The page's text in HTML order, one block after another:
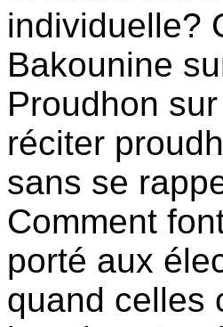
individuelle?
Bakounine
Proudhon
réciter
sans se
Comment
porté aux
quand celles